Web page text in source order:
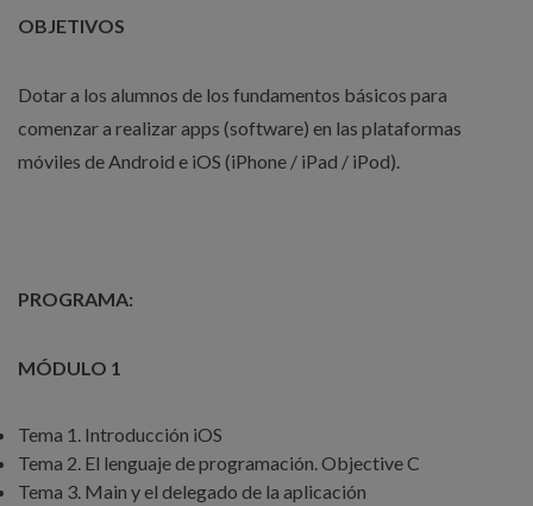
OBJETIVOS
Dotar a los alumnos de los fundamentos básicos para
comenzar a realizar apps (software) en las plataformas
móviles de Android e iOS (iPhone / iPad / iPod).
PROGRAMA:
MÓDULO 1
Tema 1. Introducción iOS
Tema 2. El lenguaje de programación. Objective C
Tema 3. Main y el delegado de la aplicación